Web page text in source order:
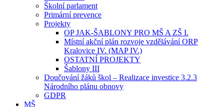
Školní parlament
Primární prevence
Projekty
OP JAK-ŠABLONY PRO MŠ A ZŠ I.
Místní akční plán rozvoje vzdělávání ORP
Kralovice IV. (MAP IV.)
OSTATNÍ PROJEKTY
Šablony III
Doučování žáků škol – Realizace investice 3.2.3
Národního plánu obnovy
GDPR
MŠ